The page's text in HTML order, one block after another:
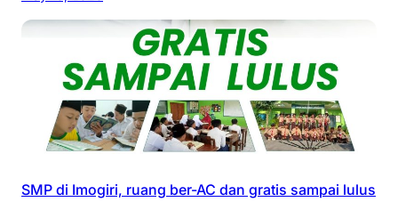
SMP di Imogiri, ruang ber-AC dan gratis sampai lulus